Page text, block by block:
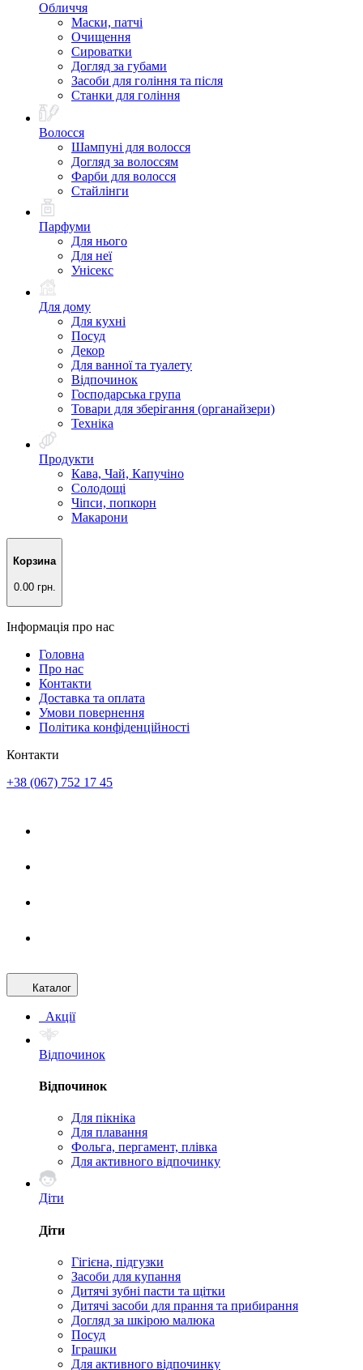
Обличчя
Маски, патчі
Очищення
Сироватки
Догляд за губами
Засоби для гоління та після
Станки для гоління
Волосся
Шампуні для волосся
Догляд за волоссям
Фарби для волосся
Стайлінги
Парфуми
Для нього
Для неї
Унісекс
Для дому
Для кухні
Посуд
Декор
Для ванної та туалету
Відпочинок
Господарська група
Товари для зберігання (органайзери)
Техніка
Продукти
Кава, Чай, Капучіно
Солодощі
Чіпси, попкорн
Макарони
Корзина
0.00 грн.
Інформація про нас
Головна
Про нас
Контакти
Доставка та оплата
Умови повернення
Політика конфіденційності
Контакти
+38 (067) 752 17 45
Каталог
Акції
Відпочинок
Відпочинок
Для пікніка
Для плавання
Фольга, пергамент, плівка
Для активного відпочинку
Діти
Діти
Гігієна, підгузки
Засоби для купання
Дитячі зубні пасти та щітки
Дитячі засоби для прання та прибирання
Догляд за шкірою малюка
Посуд
Іграшки
Для активного відпочинку